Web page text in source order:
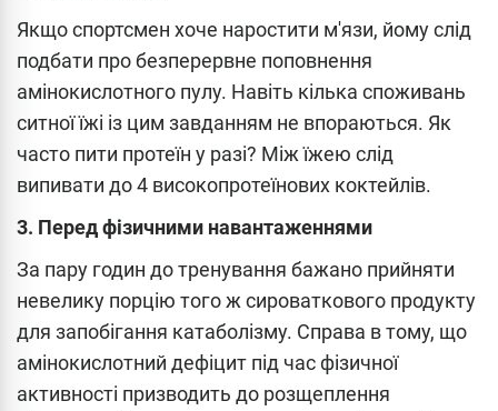
Якщо спортсмен хоче наростити м'язи, йому слід
подбати про безперервне поповнення
амінокислотного пулу. Навіть кілька споживань
ситної їжі із цим завданням не впораються. Як
часто пити протеїн у разі? Між їжею слід
випивати до 4 високопротеїнових коктейлів.
3. Перед фізичними навантаженнями
За пару годин до тренування бажано прийняти
невелику порцію того ж сироваткового продукту
для запобігання катаболізму. Справа в тому, що
амінокислотний дефіцит під час фізичної
активності призводить до розщеплення